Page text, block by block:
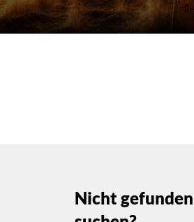
Nicht